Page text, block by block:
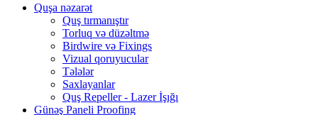
Quşa nəzarət
Quş tırmanıştır
Torluq və düzəltmə
Birdwire və Fixings
Vizual qoruyucular
Tələlər
Saxlayanlar
Quş Repeller - Lazer İşığı
Günəş Paneli Proofing